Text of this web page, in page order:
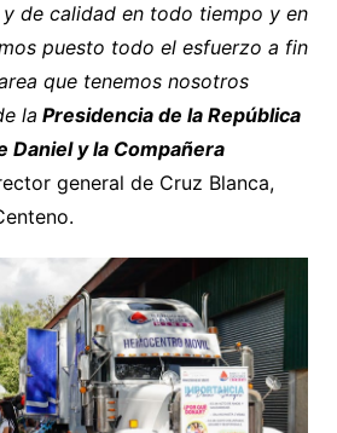
de calidad en todo tiempo y en
puesto todo el esfuerzo a fin
que tenemos nosotros
la Presidencia de la República
Daniel y la Compañera
general de Cruz Blanca,